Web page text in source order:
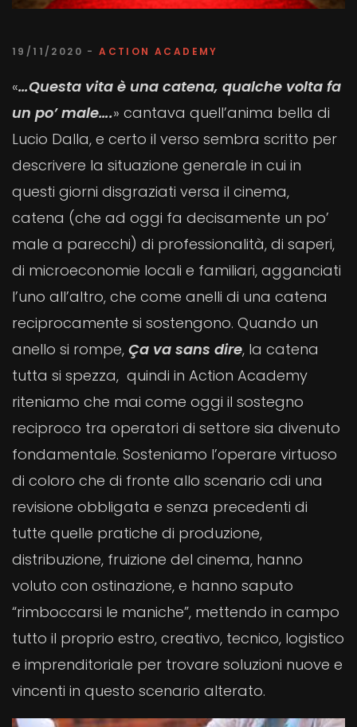
19/11/2020 -ACTION ACADEMY
«…Questa vita è una catena, qualche volta fa
un po’ male….» cantava quell’anima bella di
Lucio Dalla, e certo il verso sembra scritto per
descrivere la situazione generale in cui in
questi giorni disgraziati versa il cinema,
catena (che ad oggi fa decisamente un po’
male a parecchi) di professionalità, di saperi,
di microeconomie locali e familiari, agganciati
l’uno all’altro, che come anelli di una catena
reciprocamente si sostengono. Quando un
anello si rompe, Ça va sans dire, la catena
tutta si spezza, quindi in Action Academy
riteniamo che mai come oggi il sostegno
reciproco tra operatori di settore sia divenuto
fondamentale. Sosteniamo l’operare virtuoso
di coloro che di fronte allo scenario cdi una
revisione obbligata e senza precedenti di
tutte quelle pratiche di produzione,
distribuzione, fruizione del cinema, hanno
voluto con ostinazione, e hanno saputo
“rimboccarsi le maniche”, mettendo in campo
tutto il proprio estro, creativo, tecnico, logistico
e imprenditoriale per trovare soluzioni nuove e
vincenti in questo scenario alterato.